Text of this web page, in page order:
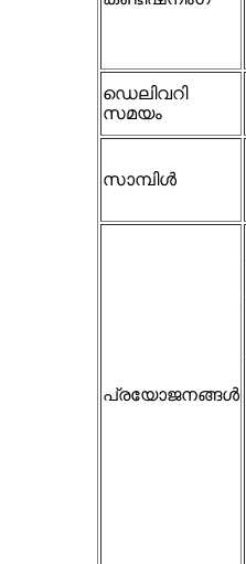
ഡെലിവറി
സമയം
സാമ്പിൾ
പ്രയോജനങ്ങൾ